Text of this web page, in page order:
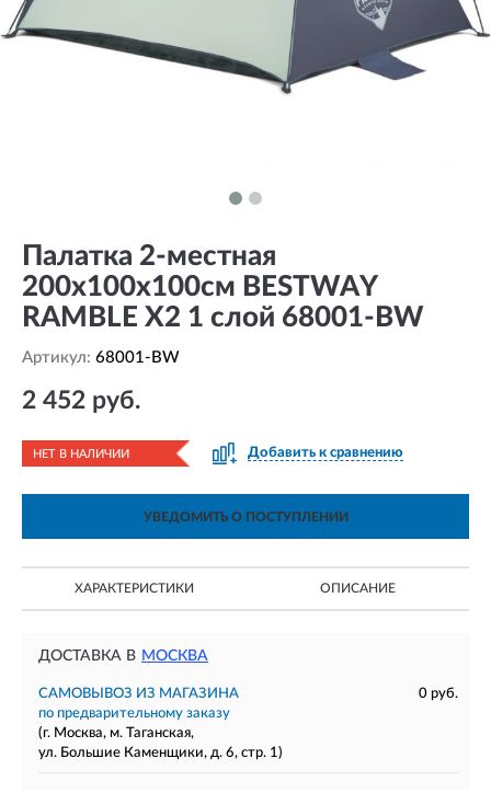
Палатка 2-местная
200х100х100см BESTWAY
RAMBLE X2 1 слой 68001-BW
Артикул: 68001-BW
2 452 руб.
НЕТ В НАЛИЧИИ Добавить к сравнению
УВЕДОМИТЬ О ПОСТУПЛЕНИИ
ХАРАКТЕРИСТИКИ ОПИСАНИЕ
ДОСТАВКА В МОСКВА
САМОВЫВОЗ ИЗ МАГАЗИНА
0 руб.
по предварительному заказу
(г. Москва, м. Таганская,
ул. Большие Каменщики, д. 6, стр. 1)